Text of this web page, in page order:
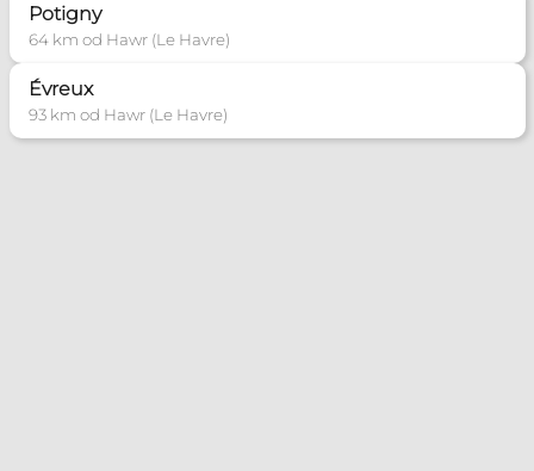
Potigny
64 km od Hawr (Le Havre)
Évreux
93 km od Hawr (Le Havre)